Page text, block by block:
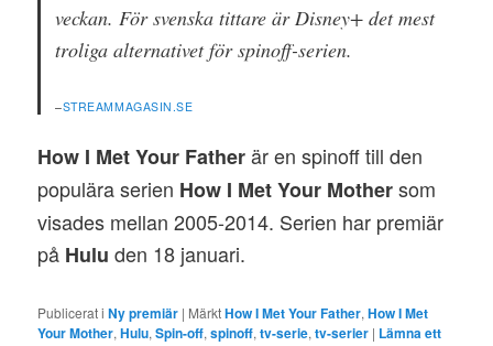
veckan. För svenska tittare är Disney+ det mest
troliga alternativet för spinoff-serien.
–STREAMMAGASIN.SE
How I Met Your Fatherär en spinoff till den
populära serien How I Met Your Mothersom
visades mellan 2005-2014. Serien har premiär
på Hulu den 18 januari.
Publicerat i Ny premiär | MärktHow I Met Your Father,How I Met
Your Mother,Hulu,Spin-off,spinoff,tv-serie,tv-serier | Lämna ett